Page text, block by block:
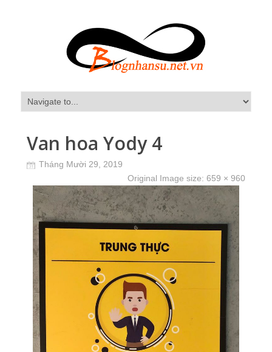
Van hoa Yody 4
Tháng Mười 29, 2019
Original Image size: 659 × 960